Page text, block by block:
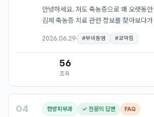
안녕하세요. 저도 축농증으로 꽤 오랫동
김제 축농증 치료 관련 정보를 찾아보다
코막힘과 누런 콧물이 몇 달째 반복되고
처방받아 먹어도 잠깐 나아지는 듯하다가
2026.06.29 #부비동염 #코막힘
56
조회
04 한방피부과 ✓ 전문의 답변 FAQ